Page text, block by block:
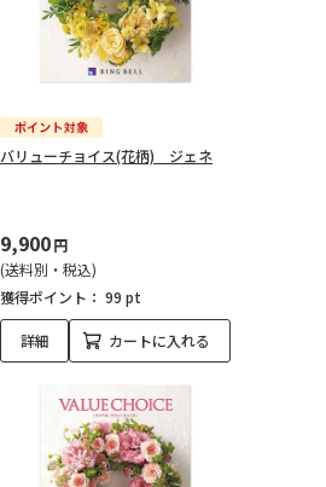
バリューチョイス(花柄) ジェネ
9,900円
(送料別・税込)
獲得ポイント： 99 pt
詳細 カートに入れる